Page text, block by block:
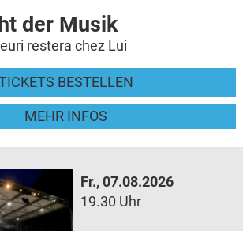
der Musik
restera chez Lui
BESTELLEN
MEHR INFOS
Fr., 07.08.2026
19.30 Uhr